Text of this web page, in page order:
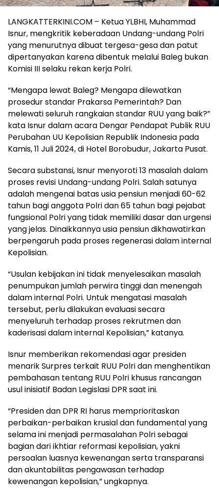
LANGKATTERKINI.COM – Ketua YLBHI, Muhammad
Isnur, mengkritik keberadaan Undang-undang Polri
yang menurutnya dibuat tergesa-gesa dan patut
dipertanyakan karena dibentuk melalui Baleg bukan
Komisi III selaku rekan kerja Polri.
“Mengapa lewat Baleg? Mengapa dilewatkan
prosedur standar Prakarsa Pemerintah? Dan
melewati seluruh rangkaian standar RUU yang baik?”
kata Isnur dalam acara Dengar Pendapat Publik RUU
Perubahan UU Kepolisian Republik Indonesia pada
Kamis, 11 Juli 2024, di Hotel Borobudur, Jakarta Pusat.
Secara substansi, Isnur menyoroti 13 masalah dalam
proses revisi Undang-undang Polri. Salah satunya
adalah mengenai batas usia pensiun menjadi 60-62
tahun bagi anggota Polri dan 65 tahun bagi pejabat
fungsional Polri yang tidak memiliki dasar dan urgensi
yang jelas. Dinaikkannya usia pensiun dikhawatirkan
berpengaruh pada proses regenerasi dalam internal
Kepolisian.
“Usulan kebijakan ini tidak menyelesaikan masalah
penumpukan jumlah perwira tinggi dan menengah
dalam internal Polri. Untuk mengatasi masalah
tersebut, perlu dilakukan evaluasi secara
menyeluruh terhadap proses rekrutmen dan
kaderisasi dalam internal Kepolisian,” katanya.
Isnur memberikan rekomendasi agar presiden
menarik Surpres terkait RUU Polri dan menghentikan
pembahasan tentang RUU Polri khusus rancangan
usul inisiatif Badan Legislasi DPR saat ini.
“Presiden dan DPR RI harus memprioritaskan
perbaikan-perbaikan krusial dan fundamental yang
selama ini menjadi permasalahan Polri sebagai
bagian dari ikhtiar reformasi kepolisian, yakni
persoalan luasnya kewenangan serta transparansi
dan akuntabilitas pengawasan terhadap
kewenangan kepolisian,” ungkapnya.